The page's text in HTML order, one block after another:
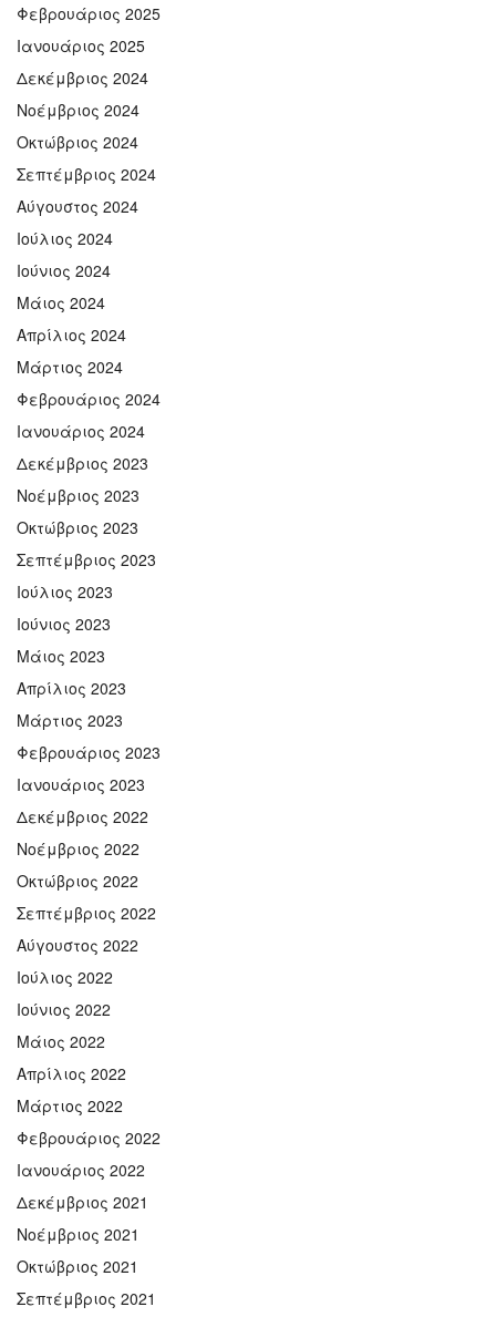
Φεβρουάριος 2025
Ιανουάριος 2025
Δεκέμβριος 2024
Νοέμβριος 2024
Οκτώβριος 2024
Σεπτέμβριος 2024
Αύγουστος 2024
Ιούλιος 2024
Ιούνιος 2024
Μάιος 2024
Απρίλιος 2024
Μάρτιος 2024
Φεβρουάριος 2024
Ιανουάριος 2024
Δεκέμβριος 2023
Νοέμβριος 2023
Οκτώβριος 2023
Σεπτέμβριος 2023
Ιούλιος 2023
Ιούνιος 2023
Μάιος 2023
Απρίλιος 2023
Μάρτιος 2023
Φεβρουάριος 2023
Ιανουάριος 2023
Δεκέμβριος 2022
Νοέμβριος 2022
Οκτώβριος 2022
Σεπτέμβριος 2022
Αύγουστος 2022
Ιούλιος 2022
Ιούνιος 2022
Μάιος 2022
Απρίλιος 2022
Μάρτιος 2022
Φεβρουάριος 2022
Ιανουάριος 2022
Δεκέμβριος 2021
Νοέμβριος 2021
Οκτώβριος 2021
Σεπτέμβριος 2021